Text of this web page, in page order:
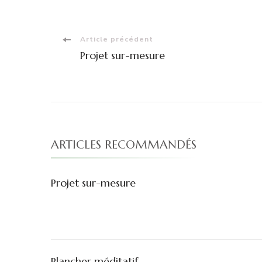
Navigation
Article précédent
Projet sur-mesure
ARTICLES RECOMMANDÉS
Projet sur-mesure